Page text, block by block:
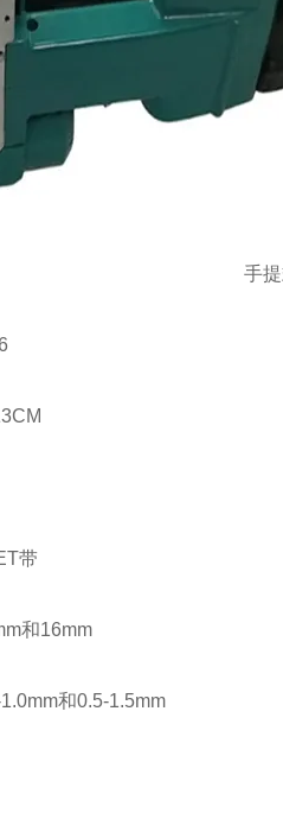
手
带
和16mm
和0.5-1.5mm